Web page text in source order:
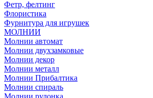
Фетр, фелтинг
Флористика
Фурнитура для игрушек
МОЛНИИ
Молнии автомат
Молнии двухзамковые
Молнии декор
Молнии металл
Молнии Прибалтика
Молнии спираль
Молнии рулонка